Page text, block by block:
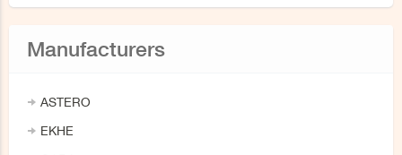
Manufacturers
ASTERO
EKHE